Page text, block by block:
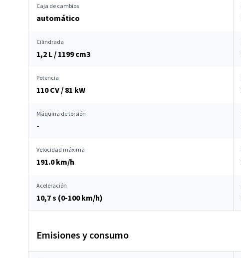
Caja de cambios
automático
Cilindrada
1,2 L / 1199 cm3
Potencia
110 CV / 81 kW
Máquina de torsión
-
Velocidad máxima
191.0 km/h
Aceleración
10,7 s (0-100 km/h)
Emisiones y consumo